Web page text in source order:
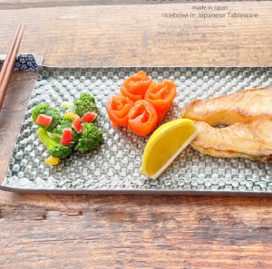
≪再入荷≫ お待たせしました！窯出し入荷
そ～っとくぼませた変型どんぶり 黒釉ブラ
2022/11/15
≪おすすめ≫ さむ～い朝にあったかスープ♪
スープカップ
2022/11/12
≪おすすめ≫ あったか鍋をお楽しみくださ
いたお鍋セットです。